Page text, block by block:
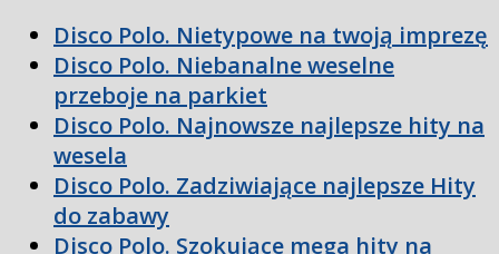
Disco Polo. Nietypowe na twoją imprezę
Disco Polo. Niebanalne weselne
przeboje na parkiet
Disco Polo. Najnowsze najlepsze hity na
wesela
Disco Polo. Zadziwiające najlepsze Hity
do zabawy
Disco Polo. Szokujące mega hity na